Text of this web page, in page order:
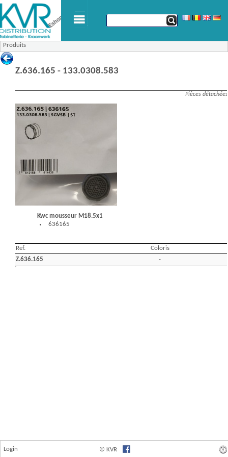
Produits
Login © KVR